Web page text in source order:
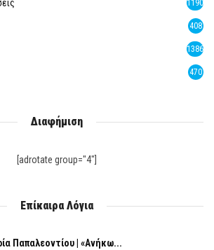
1190
408
1386
470
Διαφήμιση
[adrotate group="4"]
Επίκαιρα Λόγια
Παπαλεοντίου | «Ανήκω...